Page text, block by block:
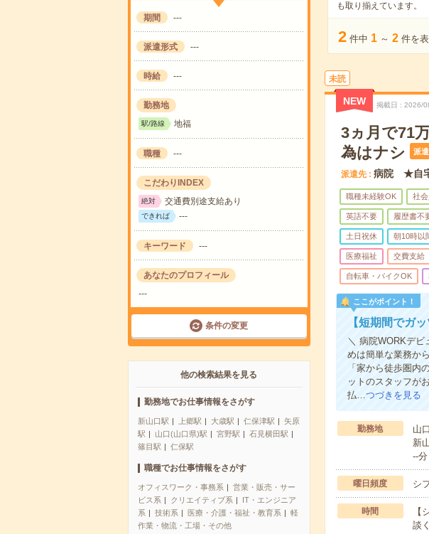
期間 ---
派遣形式 ---
時給 ---
勤務地
駅/路線 地福
職種 ---
こだわりINDEX
絶対 交通費別途支給あり
できれば ---
キーワード ---
あなたのプロフィール
---
条件の変更
他の検索結果を見る
勤務地でお仕事情報をさがす
新山口駅 上郷駅 大歳駅 仁保津駅
矢原
駅
山口(山口県)駅 宮野駅
石見横田駅
篠目駅
仁保駅
職種でお仕事情報をさがす
オフィスワーク・事務系
営業・販売・サー
ビス系
クリエイティブ系
IT・エンジニア
系
技術系 医療・介護・福祉・教育系
軽
作業・物流・工場・その他
も取り揃えています。
2 件中 1 ～ 2 件を
未読
NEW 掲載日 2026/
3ヵ月で71
為はナシ
派遣
派遣先 病院 ★自宅
職種未経験OK 社
英語不要 履歴書不
土日祝休 朝10時以
医療福祉 交費支給
自転車・バイクOK
ここがポイント！
【短期間でガ
＼ 病院WORKデ
めは簡単な業務か
「家から徒歩圏内
ットのスタッフが
払…つづきを見る
勤務地
山
新
--分
曜日頻度 シ
時間
【
談